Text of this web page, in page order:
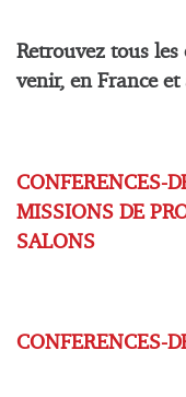
Retrouvez tous les
venir, en France
CONFERENCES-
MISSIONS DE
SALONS
CONFERENCES-